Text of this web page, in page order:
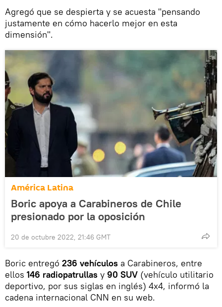
Agregó que se despierta y se acuesta "pensando
justamente en cómo hacerlo mejor en esta
dimensión".
América Latina
Boric apoya a Carabineros de Chile
presionado por la oposición
20 de octubre 2022, 21:46 GMT
Boric entregó 236 vehículos a Carabineros, entre
ellos 146 radiopatrullas y 90 SUV (vehículo utilitario
deportivo, por sus siglas en inglés) 4x4, informó la
cadena internacional CNN en su web.